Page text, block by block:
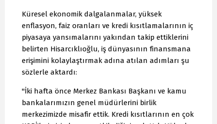
Küresel ekonomik dalgalanmalar, yüksek
enflasyon, faiz oranları ve kredi kısıtlamalarının iç
piyasaya yansımalarını yakından takip ettiklerini
belirten Hisarcıklıoğlu, iş dünyasının finansmana
erişimini kolaylaştırmak adına atılan adımları şu
sözlerle aktardı:
"İki hafta önce Merkez Bankası Başkanı ve kamu
bankalarımızın genel müdürlerini birlik
merkezimizde misafir ettik. Kredi kısıtlarının en çok